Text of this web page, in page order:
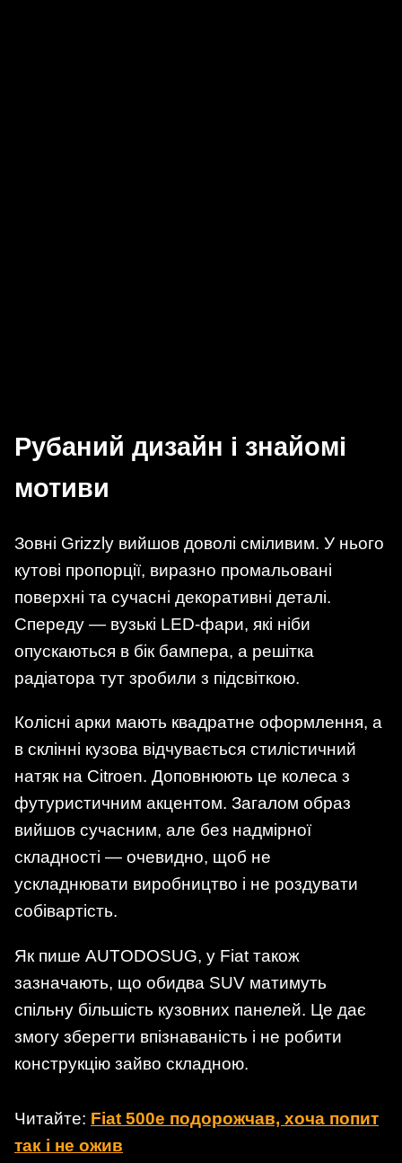
Рубаний дизайн і знайомі
мотиви
Зовні Grizzly вийшов доволі сміливим. У нього
кутові пропорції, виразно промальовані
поверхні та сучасні декоративні деталі.
Спереду — вузькі LED-фари, які ніби
опускаються в бік бампера, а решітка
радіатора тут зробили з підсвіткою.
Колісні арки мають квадратне оформлення, а
в склінні кузова відчувається стилістичний
натяк на Citroen. Доповнюють це колеса з
футуристичним акцентом. Загалом образ
вийшов сучасним, але без надмірної
складності — очевидно, щоб не
ускладнювати виробництво і не роздувати
собівартість.
Як пише AUTODOSUG, у Fiat також
зазначають, що обидва SUV матимуть
спільну більшість кузовних панелей. Це дає
змогу зберегти впізнаваність і не робити
конструкцію зайво складною.
Читайте: Fiat 500e подорожчав, хоча попит
так і не ожив